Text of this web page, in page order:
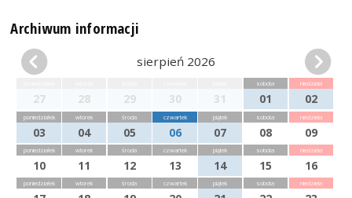
Archiwum informacji
sierpień 2026
27 28 29 30 31
sobota
01
niedziela
02
poniedziałek
03
wtorek
04
środa
05
czwartek
06
piątek
07
sobota
08
niedziela
09
poniedziałek
10
wtorek
11
środa
12
czwartek
13
piątek
14
sobota
15
niedziela
16
poniedziałek wtorek środa czwartek piątek sobota niedziela